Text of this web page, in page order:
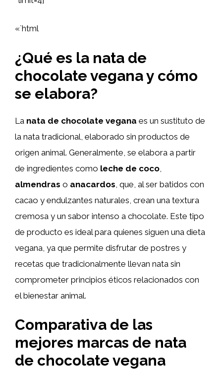
«`html
¿Qué es la nata de
chocolate vegana y cómo
se elabora?
La nata de chocolate vegana es un sustituto de
la nata tradicional, elaborado sin productos de
origen animal. Generalmente, se elabora a partir
de ingredientes como leche de coco
almendras o anacardos , que, al ser batidos con
cacao y endulzantes naturales, crean una textura
cremosa y un sabor intenso a chocolate. Este tipo
de producto es ideal para quienes siguen una dieta
vegana, ya que permite disfrutar de postres y
recetas que tradicionalmente llevan nata sin
comprometer principios éticos relacionados con
el bienestar animal.
Comparativa de las
mejores marcas de nata
de chocolate vegana